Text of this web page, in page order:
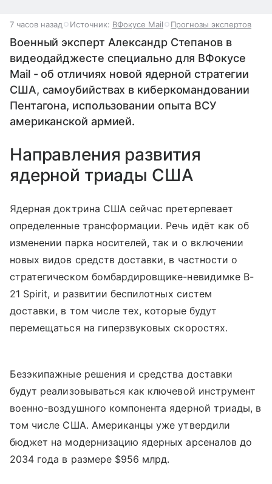
7 часов назад Источник: ВФокусе Mail Прогнозы экспертов
Военный эксперт Александр Степанов в
видеодайджесте специально для ВФокусе
Mail - об отличиях новой ядерной стратегии
США, самоубийствах в киберкомандовании
Пентагона, использовании опыта ВСУ
американской армией.
Направления развития
ядерной триады США
Ядерная доктрина США сейчас претерпевает
определенные трансформации. Речь идёт как об
изменении парка носителей, так и о включении
новых видов средств доставки, в частности о
стратегическом бомбардировщике-невидимке B-
21 Spirit, и развитии беспилотных систем
доставки, в том числе тех, которые будут
перемещаться на гиперзвуковых скоростях.
Безэкипажные решения и средства доставки
будут реализовываться как ключевой инструмент
военно-воздушного компонента ядерной триады, в
том числе США. Американцы уже утвердили
бюджет на модернизацию ядерных арсеналов до
2034 года в размере $956 млрд.